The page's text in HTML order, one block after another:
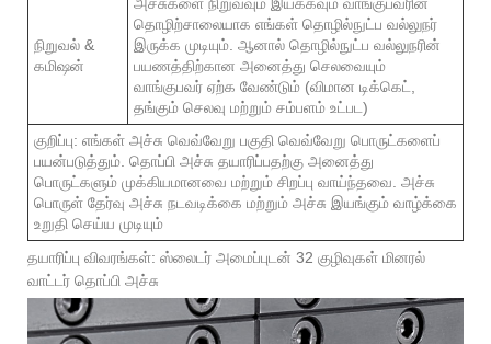
நிறுவல் &
கமிஷன்
அச்சுகளை நிறுவவும் இயக்கவும் வாங்குபவரின்
தொழிற்சாலையாக எங்கள் தொழில்நுட்ப வல்லுநர்
இருக்க முடியும். ஆனால் தொழில்நுட்ப வல்லுநரின்
பயணத்திற்கான அனைத்து செலவையும்
வாங்குபவர் ஏற்க வேண்டும் (விமான டிக்கெட்,
தங்கும் செலவு மற்றும் சம்பளம் உட்பட)
குறிப்பு: எங்கள் அச்சு வெவ்வேறு பகுதி வெவ்வேறு பொருட்களைப்
பயன்படுத்தும். தொப்பி அச்சு தயாரிப்பதற்கு அனைத்து
பொருட்களும் முக்கியமானவை மற்றும் சிறப்பு வாய்ந்தவை. அச்சு
பொருள் தேர்வு அச்சு நடவடிக்கை மற்றும் அச்சு இயங்கும் வாழ்க்கை
உறுதி செய்ய முடியும்
தயாரிப்பு விவரங்கள்: ஸ்லைடர் அமைப்புடன் 32 குழிவுகள் மினரல்
வாட்டர் தொப்பி அச்சு